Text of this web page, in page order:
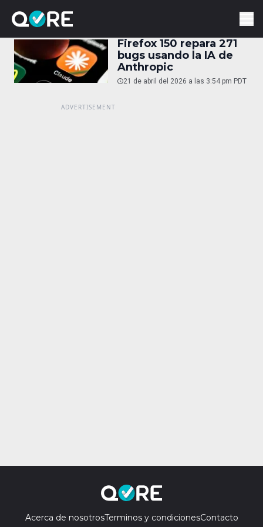
Firefox 150 repara 271
bugs usando la IA de
Anthropic
21 de abril del 2026 a las 3:54 pm PDT
Acerca de nosotrosTerminos y condicionesContacto